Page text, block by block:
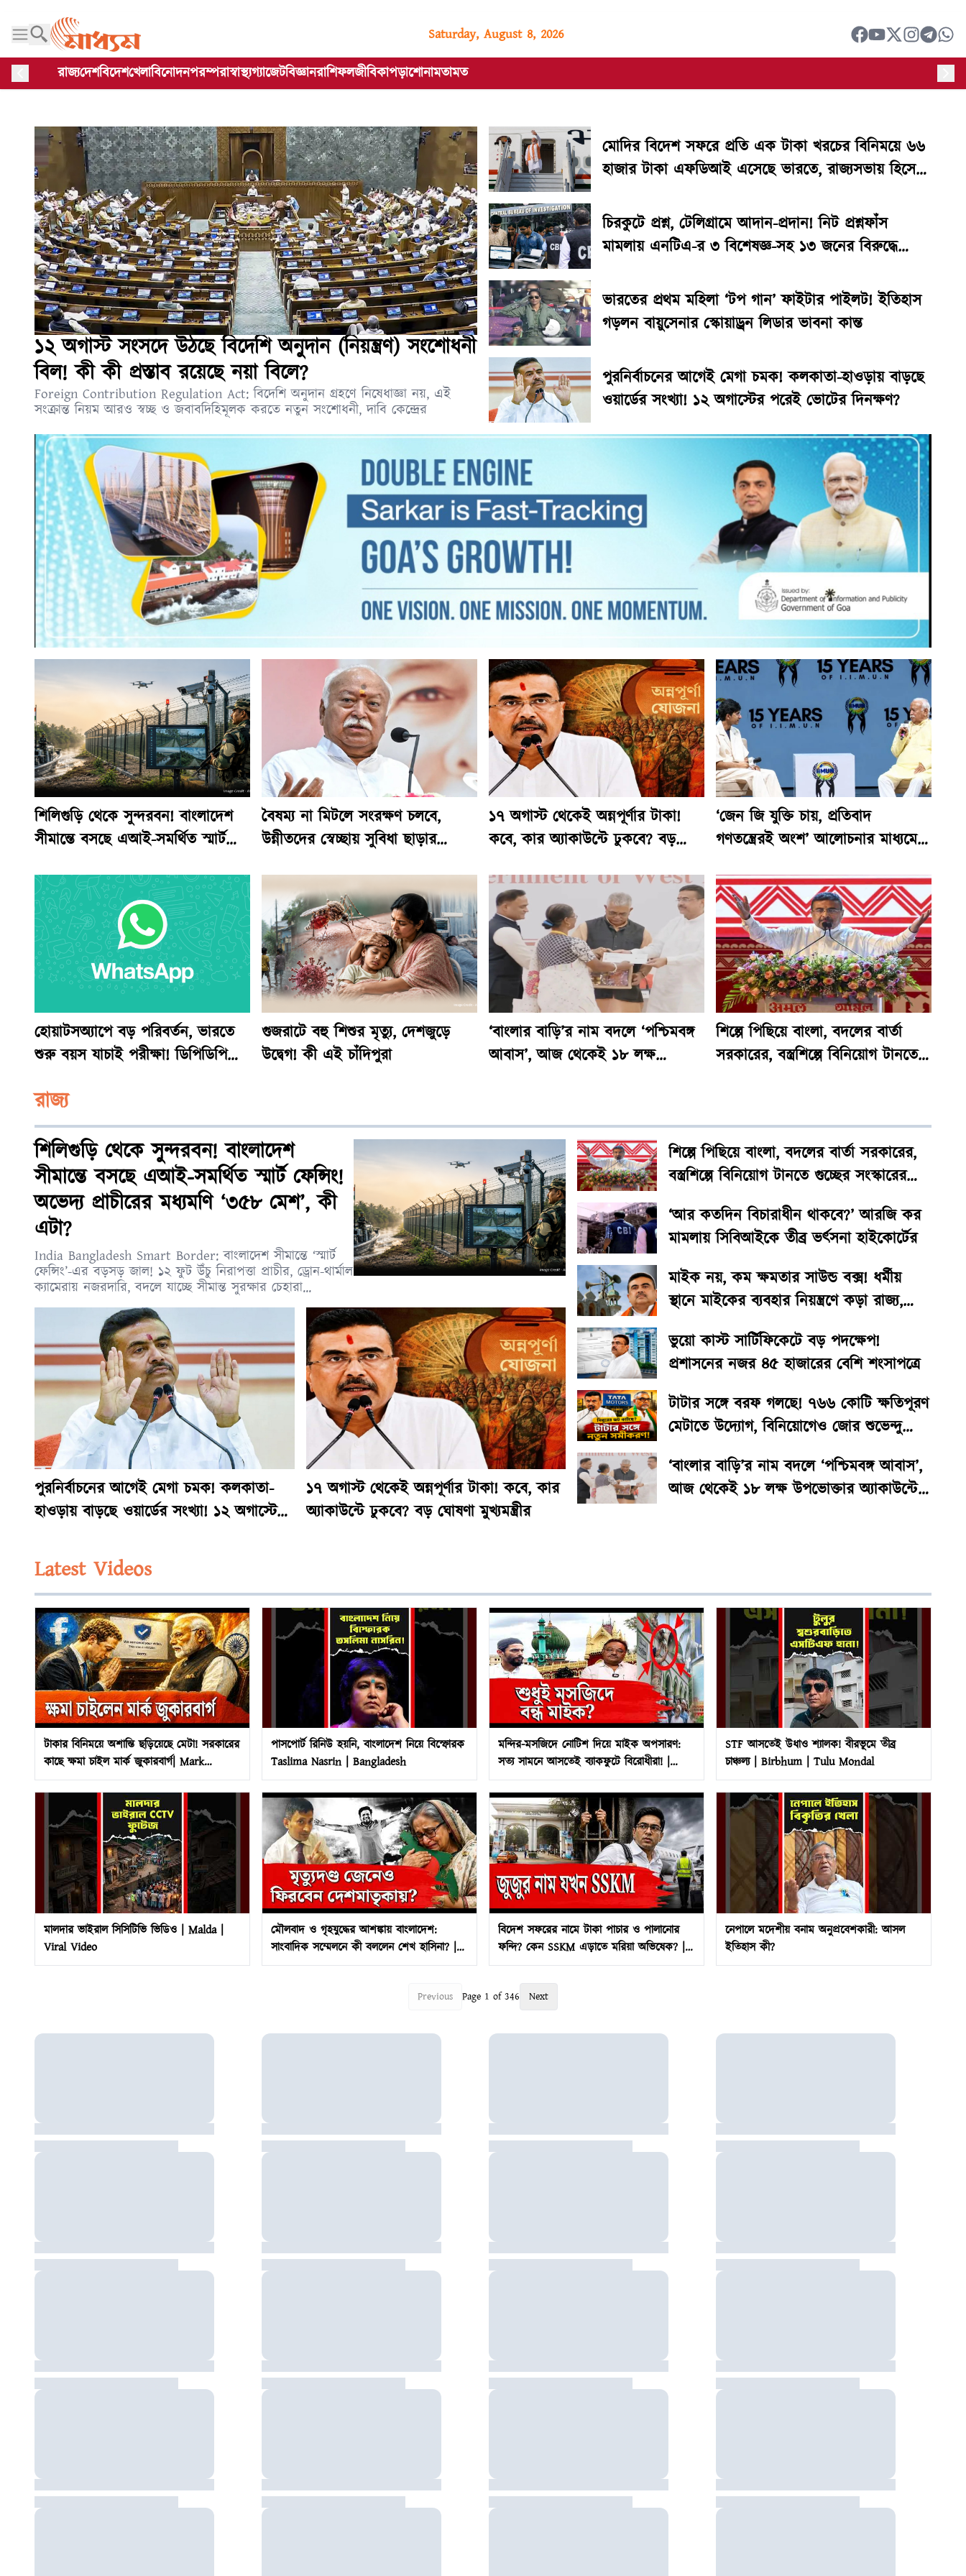
Saturday, August 8, 2026
রাজ্যদেশবিদেশখেলাবিনোদনপরম্পরাস্বাস্থ্যগ্যাজেটবিজ্ঞানরাশিফলজীবিকাপড়াশোনামতামত
১২ অগাস্ট সংসদে উঠছে বিদেশি অনুদান (নিয়ন্ত্রণ) সংশোধনী
বিল! কী কী প্রস্তাব রয়েছে নয়া বিলে?
Foreign Contribution Regulation Act: বিদেশি অনুদান গ্রহণে নিষেধাজ্ঞা নয়, এই
সংক্রান্ত নিয়ম আরও স্বচ্ছ ও জবাবদিহিমূলক করতে নতুন সংশোধনী, দাবি কেন্দ্রের
মোদির বিদেশ সফরে প্রতি এক টাকা খরচের বিনিময়ে ৬৬
হাজার টাকা এফডিআই এসেছে ভারতে, রাজ্যসভায় হিসেব
চিরকুটে প্রশ্ন, টেলিগ্রামে আদান-প্রদান! নিট প্রশ্নফাঁস
মামলায় এনটিএ-র ৩ বিশেষজ্ঞ-সহ ১৩ জনের বিরুদ্ধে
ভারতের প্রথম মহিলা ‘টপ গান’ ফাইটার পাইলট! ইতিহাস
গড়লন বায়ুসেনার স্কোয়াড্রন লিডার ভাবনা কান্ত
পুরনির্বাচনের আগেই মেগা চমক! কলকাতা-হাওড়ায় বাড়ছে
ওয়ার্ডের সংখ্যা! ১২ অগাস্টের পরেই ভোটের দিনক্ষণ?
শিলিগুড়ি থেকে সুন্দরবন! বাংলাদেশ
সীমান্তে বসছে এআই-সমর্থিত স্মার্ট
‘৩৫৮ মেশ’, কী এটা?
বৈষম্য না মিটলে সংরক্ষণ চলবে,
উন্নীতদের স্বেচ্ছায় সুবিধা ছাড়ার
১৭ অগাস্ট থেকেই অন্নপূর্ণার টাকা!
কবে, কার অ্যাকাউন্টে ঢুকবে? বড়
‘জেন জি যুক্তি চায়, প্রতিবাদ
গণতন্ত্রেরই অংশ’ আলোচনার মাধ্যমে
ভাগবতের
হোয়াটসঅ্যাপে বড় পরিবর্তন, ভারতে
শুরু বয়স যাচাই পরীক্ষা! ডিপিডিপি
গুজরাটে বহু শিশুর মৃত্যু, দেশজুড়ে
উদ্বেগ! কী এই চাঁদিপুরা
‘বাংলার বাড়ি’র নাম বদলে ‘পশ্চিমবঙ্গ
আবাস’, আজ থেকেই ১৮ লক্ষ
শিল্পে পিছিয়ে বাংলা, বদলের বার্তা
সরকারের, বস্ত্রশিল্পে বিনিয়োগ টানতে
রাজ্য
শিলিগুড়ি থেকে সুন্দরবন! বাংলাদেশ
সীমান্তে বসছে এআই-সমর্থিত স্মার্ট ফেন্সিং!
অভেদ্য প্রাচীরের মধ্যমণি ‘৩৫৮ মেশ’, কী
এটা?
India Bangladesh Smart Border: বাংলাদেশ সীমান্তে ‘স্মার্ট
ফেন্সিং’-এর বড়সড় জাল! ১২ ফুট উঁচু নিরাপত্তা প্রাচীর, ড্রোন-থার্মাল
ক্যামেরায় নজরদারি, বদলে যাচ্ছে সীমান্ত সুরক্ষার চেহারা...
পুরনির্বাচনের আগেই মেগা চমক! কলকাতা-
হাওড়ায় বাড়ছে ওয়ার্ডের সংখ্যা! ১২ অগাস্টের
১৭ অগাস্ট থেকেই অন্নপূর্ণার টাকা! কবে, কার
অ্যাকাউন্টে ঢুকবে? বড় ঘোষণা মুখ্যমন্ত্রীর
শিল্পে পিছিয়ে বাংলা, বদলের বার্তা সরকারের,
বস্ত্রশিল্পে বিনিয়োগ টানতে গুচ্ছের সংস্কারের
‘আর কতদিন বিচারাধীন থাকবে?’ আরজি কর
মামলায় সিবিআইকে তীব্র ভর্ৎসনা হাইকোর্টের
মাইক নয়, কম ক্ষমতার সাউন্ড বক্স! ধর্মীয়
স্থানে মাইকের ব্যবহার নিয়ন্ত্রণে কড়া রাজ্য,
ভুয়ো কাস্ট সার্টিফিকেটে বড় পদক্ষেপ!
প্রশাসনের নজর ৪৫ হাজারের বেশি শংসাপত্রে
টাটার সঙ্গে বরফ গলছে! ৭৬৬ কোটি ক্ষতিপূরণ
মেটাতে উদ্যোগ, বিনিয়োগেও জোর শুভেন্দু
‘বাংলার বাড়ি’র নাম বদলে ‘পশ্চিমবঙ্গ আবাস’,
আজ থেকেই ১৮ লক্ষ উপভোক্তার অ্যাকাউন্টে
Latest Videos
টাকার বিনিময়ে অশান্তি ছড়িয়েছে মেটা! সরকারের
কাছে ক্ষমা চাইল মার্ক জুকারবার্গ| Mark
Zuckerberg | Meta
পাসপোর্ট রিনিউ হয়নি, বাংলাদেশ নিয়ে বিস্ফোরক
Taslima Nasrin | Bangladesh
মন্দির-মসজিদে নোটিশ দিয়ে মাইক অপসারণ:
সত্য সামনে আসতেই ব্যাকফুটে বিরোধীরা! |
Loudspeaker | Sound
STF আসতেই উধাও শ্যালক! বীরভূমে তীব্র
চাঞ্চল্য | Birbhum | Tulu Mondal
মালদার ভাইরাল সিসিটিভি ভিডিও | Malda |
Viral Video
মৌলবাদ ও গৃহযুদ্ধের আশঙ্কায় বাংলাদেশ:
সাংবাদিক সম্মেলনে কী বললেন শেখ হাসিনা? |
Sheikh Hasina | Press
বিদেশ সফরের নামে টাকা পাচার ও পালানোর
ফন্দি? কেন SSKM এড়াতে মরিয়া অভিষেক? |
Abhishek Banerjee | SSKM
​নেপালে মদেশীয় বনাম অনুপ্রবেশকারী: আসল
ইতিহাস কী?
Previous Page 1 of346 Next